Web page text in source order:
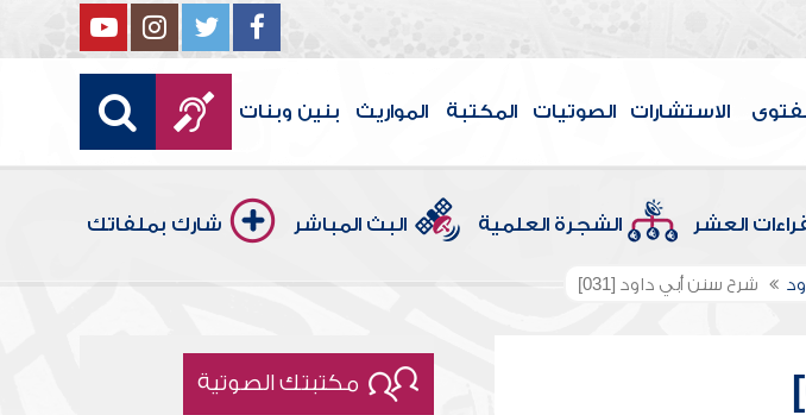
الاستشارات الصوتيات المكتبة المواريث بنين وبنات
العشر الشجرة العلمية البث المباشر شارك بملفاتك
شرح سنن أبي داود [031]
مكتبتك الصوتية